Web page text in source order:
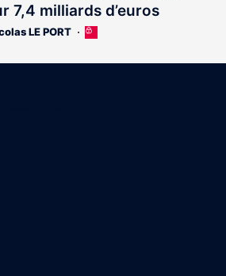
7,4 milliards d’euros
LE PORT
Cet
est